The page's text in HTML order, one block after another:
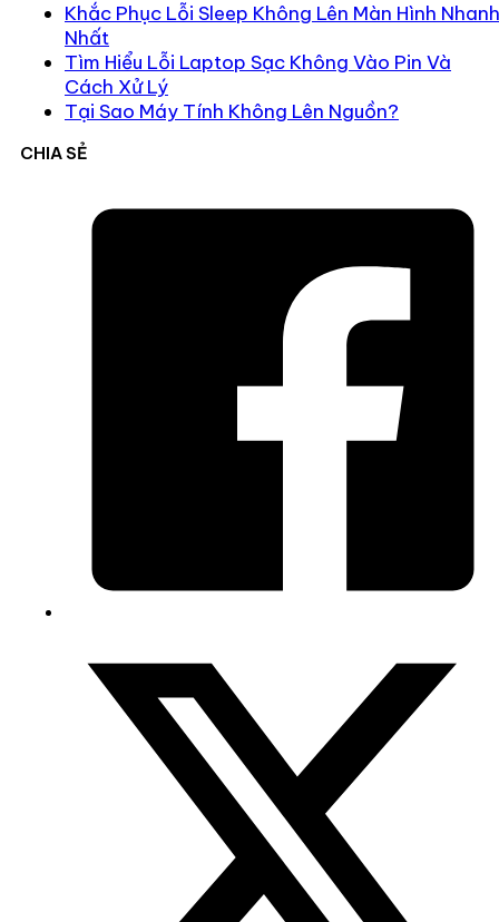
Khắc Phục Lỗi Sleep Không Lên Màn Hình Nhanh
Nhất
Tìm Hiểu Lỗi Laptop Sạc Không Vào Pin Và
Cách Xử Lý
Tại Sao Máy Tính Không Lên Nguồn?
CHIA SẺ